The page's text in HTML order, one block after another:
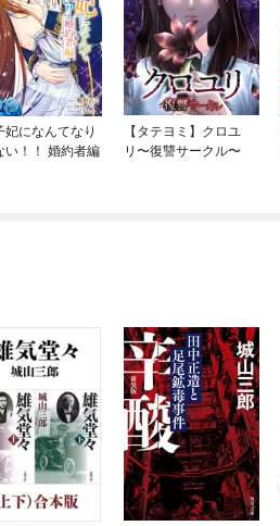
妃になんてなり
い！！ 婚約者編
【タテヨミ】クロユ
リ〜復讐サークル〜